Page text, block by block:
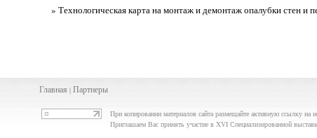
» Технологическая карта на монтаж и демонтаж опалубки стен и
Главная | Партнеры
При копировании материалов сайта размещайте активную ссылку на
Приглашаем Вас принять участие в XVI Специализированной